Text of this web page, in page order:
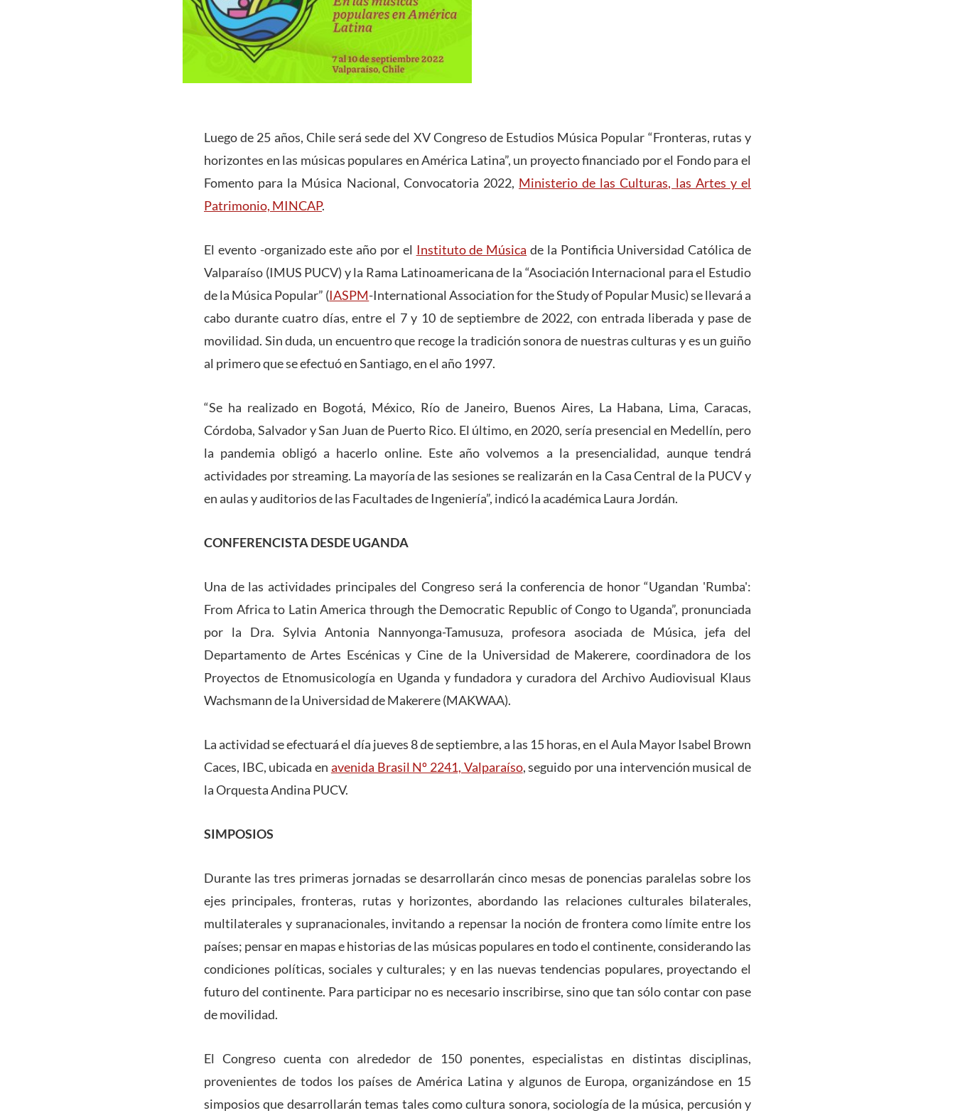
Luego de 25 años, Chile será sede del XV Congreso de Estudios Música Popular “Fronteras, rutas y
horizontes en las músicas populares en América Latina”, un proyecto financiado por el Fondo para el
Fomento para la Música Nacional, Convocatoria 2022, Ministerio de las Culturas, las Artes y el
Patrimonio, MINCAP.
El evento -organizado este año por el Instituto de Música de la Pontificia Universidad Católica de
Valparaíso (IMUS PUCV) y la Rama Latinoamericana de la “Asociación Internacional para el Estudio
de la Música Popular” (IASPM-International Association for the Study of Popular Music) se llevará a
cabo durante cuatro días, entre el 7 y 10 de septiembre de 2022, con entrada liberada y pase de
movilidad. Sin duda, un encuentro que recoge la tradición sonora de nuestras culturas y es un guiño
al primero que se efectuó en Santiago, en el año 1997.
“Se ha realizado en Bogotá, México, Río de Janeiro, Buenos Aires, La Habana, Lima, Caracas,
Córdoba, Salvador y San Juan de Puerto Rico. El último, en 2020, sería presencial en Medellín, pero
la pandemia obligó a hacerlo online. Este año volvemos a la presencialidad, aunque tendrá
actividades por streaming. La mayoría de las sesiones se realizarán en la Casa Central de la PUCV y
en aulas y auditorios de las Facultades de Ingeniería”, indicó la académica Laura Jordán.
CONFERENCISTA DESDE UGANDA
Una de las actividades principales del Congreso será la conferencia de honor “Ugandan 'Rumba':
From Africa to Latin America through the Democratic Republic of Congo to Uganda”, pronunciada
por la Dra. Sylvia Antonia Nannyonga-Tamusuza, profesora asociada de Música, jefa del
Departamento de Artes Escénicas y Cine de la Universidad de Makerere, coordinadora de los
Proyectos de Etnomusicología en Uganda y fundadora y curadora del Archivo Audiovisual Klaus
Wachsmann de la Universidad de Makerere (MAKWAA).
La actividad se efectuará el día jueves 8 de septiembre, a las 15 horas, en el Aula Mayor Isabel Brown
Caces, IBC, ubicada en avenida Brasil Nº 2241, Valparaíso, seguido por una intervención musical de
la Orquesta Andina PUCV.
SIMPOSIOS
Durante las tres primeras jornadas se desarrollarán cinco mesas de ponencias paralelas sobre los
ejes principales, fronteras, rutas y horizontes, abordando las relaciones culturales bilaterales,
multilaterales y supranacionales, invitando a repensar la noción de frontera como límite entre los
países; pensar en mapas e historias de las músicas populares en todo el continente, considerando las
condiciones políticas, sociales y culturales; y en las nuevas tendencias populares, proyectando el
futuro del continente. Para participar no es necesario inscribirse, sino que tan sólo contar con pase
de movilidad.
El Congreso cuenta con alrededor de 150 ponentes, especialistas en distintas disciplinas,
provenientes de todos los países de América Latina y algunos de Europa, organizándose en 15
simposios que desarrollarán temas tales como cultura sonora, sociología de la música, percusión y